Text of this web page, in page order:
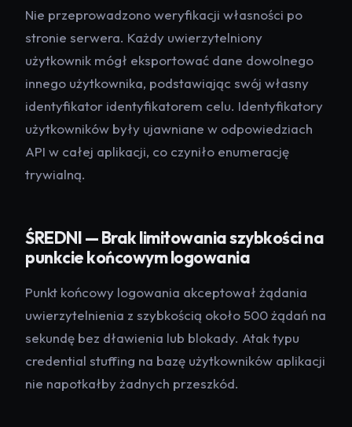
Nie przeprowadzono weryfikacji własności po
stronie serwera. Każdy uwierzytelniony
użytkownik mógł eksportować dane dowolnego
innego użytkownika, podstawiając swój własny
identyfikator identyfikatorem celu. Identyfikatory
użytkowników były ujawniane w odpowiedziach
API w całej aplikacji, co czyniło enumerację
trywialną.
ŚREDNI — Brak limitowania szybkości na
punkcie końcowym logowania
Punkt końcowy logowania akceptował żądania
uwierzytelnienia z szybkością około 500 żądań na
sekundę bez dławienia lub blokady. Atak typu
credential stuffing na bazę użytkowników aplikacji
nie napotkałby żadnych przeszkód.